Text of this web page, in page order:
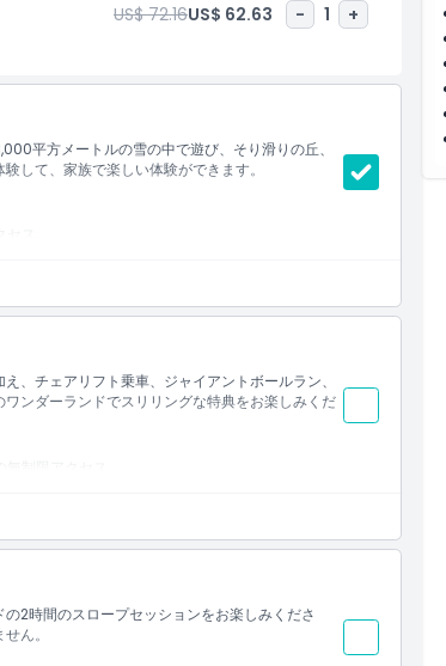
US$ 72.16US$ 62.63 - 1 +
平方メートルの雪の中で遊び、そり滑りの丘、
して、家族で楽しい体験ができます。
ス。
、無料のフリース手袋。
、チェアリフト乗車、ジャイアントボールラン、
ンダーランドでスリリングな特典をお楽しみくだ
制限アクセス。
ダーは少なくとも中級レベル2であること）また
ノーブーツ。
2時間のスロープセッションをお楽しみくださ
ん。